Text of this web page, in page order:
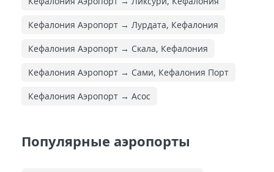
Кефалония Аэропорт → Лурдата, Кефалония
Кефалония Аэропорт → Скала, Кефалония
Кефалония Аэропорт → Сами, Кефалония Порт
Кефалония Аэропорт → Асос
Популярные аэропорты